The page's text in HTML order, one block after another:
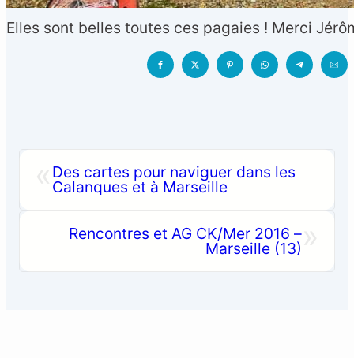
Elles sont belles toutes ces pagaies ! Merci
Des cartes pour naviguer dans les
Calanques et à Marseille
Rencontres et AG CK/Mer 2016 –
Marseille (13)